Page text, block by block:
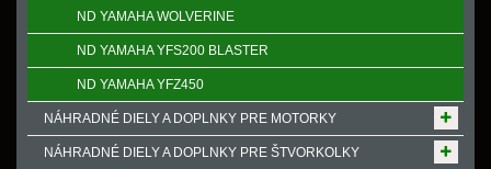
ND YAMAHA WOLVERINE
ND YAMAHA YFS200 BLASTER
ND YAMAHA YFZ450
NÁHRADNÉ DIELY A DOPLNKY PRE MOTORKY
NÁHRADNÉ DIELY A DOPLNKY PRE ŠTVORKOLKY